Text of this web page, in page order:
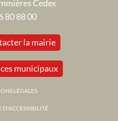
Cedex
80 88 00
la mairie
municipaux
LÉGALES
D'ACCESSIBILITÉ